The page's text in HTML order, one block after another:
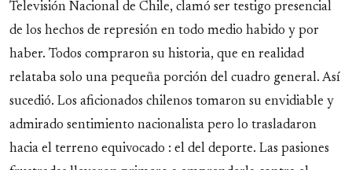
Televisión Nacional de Chile, clamó ser testigo presencial
de los hechos de represión en todo medio habido y por
haber. Todos compraron su historia, que en realidad
relataba solo una pequeña porción del cuadro general. Así
sucedió. Los aficionados chilenos tomaron su envidiable y
admirado sentimiento nacionalista pero lo trasladaron
hacia el terreno equivocado : el del deporte. Las pasiones